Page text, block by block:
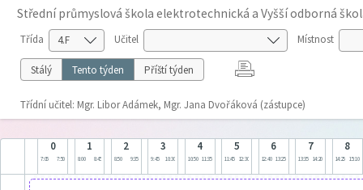
Střední průmyslová škola elektrotechnická a Vyšší odborná
Třída Učitel Místnost
Stálý Tento týden Příští týden
Třídní učitel: Mgr. Libor Adámek, Mgr. Jana Dvořáková (zástupce)
0
7:05 7:50
1
8:00 8:45
2
8:50 9:35
3
9:45 10:30
4
10:50 11:35
5
11:45 12:30
6
12:40 13:25
7
13:35 14:20
8
14:25 15:10